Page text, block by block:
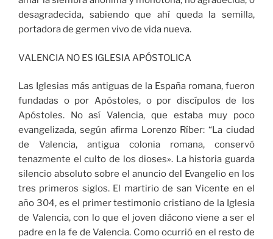
desagradecida, sabiendo que ahí queda la semilla,
portadora de germen vivo de vida nueva.
VALENCIA NO ES IGLESIA APÓSTOLICA
Las Iglesias más antiguas de la España romana, fueron
fundadas o por Apóstoles, o por discípulos de los
Apóstoles. No así Valencia, que estaba muy poco
evangelizada, según afirma Lorenzo Ríber: “La ciudad
de Valencia, antigua colonia romana, conservó
tenazmente el culto de los dioses». La historia guarda
silencio absoluto sobre el anuncio del Evangelio en los
tres primeros siglos. El martirio de san Vicente en el
año 304, es el primer testimonio cristiano de la Iglesia
de Valencia, con lo que el joven diácono viene a ser el
padre en la fe de Valencia. Como ocurrió en el resto de